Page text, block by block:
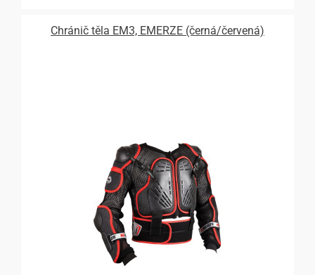
Chránič těla EM3, EMERZE (černá/červená)